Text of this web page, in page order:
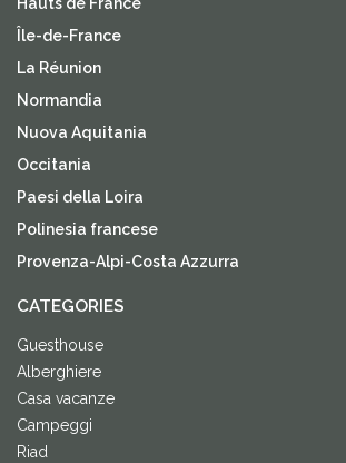
Hauts de France
Île-de-France
La Réunion
Normandia
Nuova Aquitania
Occitania
Paesi della Loira
Polinesia francese
Provenza-Alpi-Costa Azzurra
CATEGORIES
Guesthouse
Alberghiere
Casa vacanze
Campeggi
Riad